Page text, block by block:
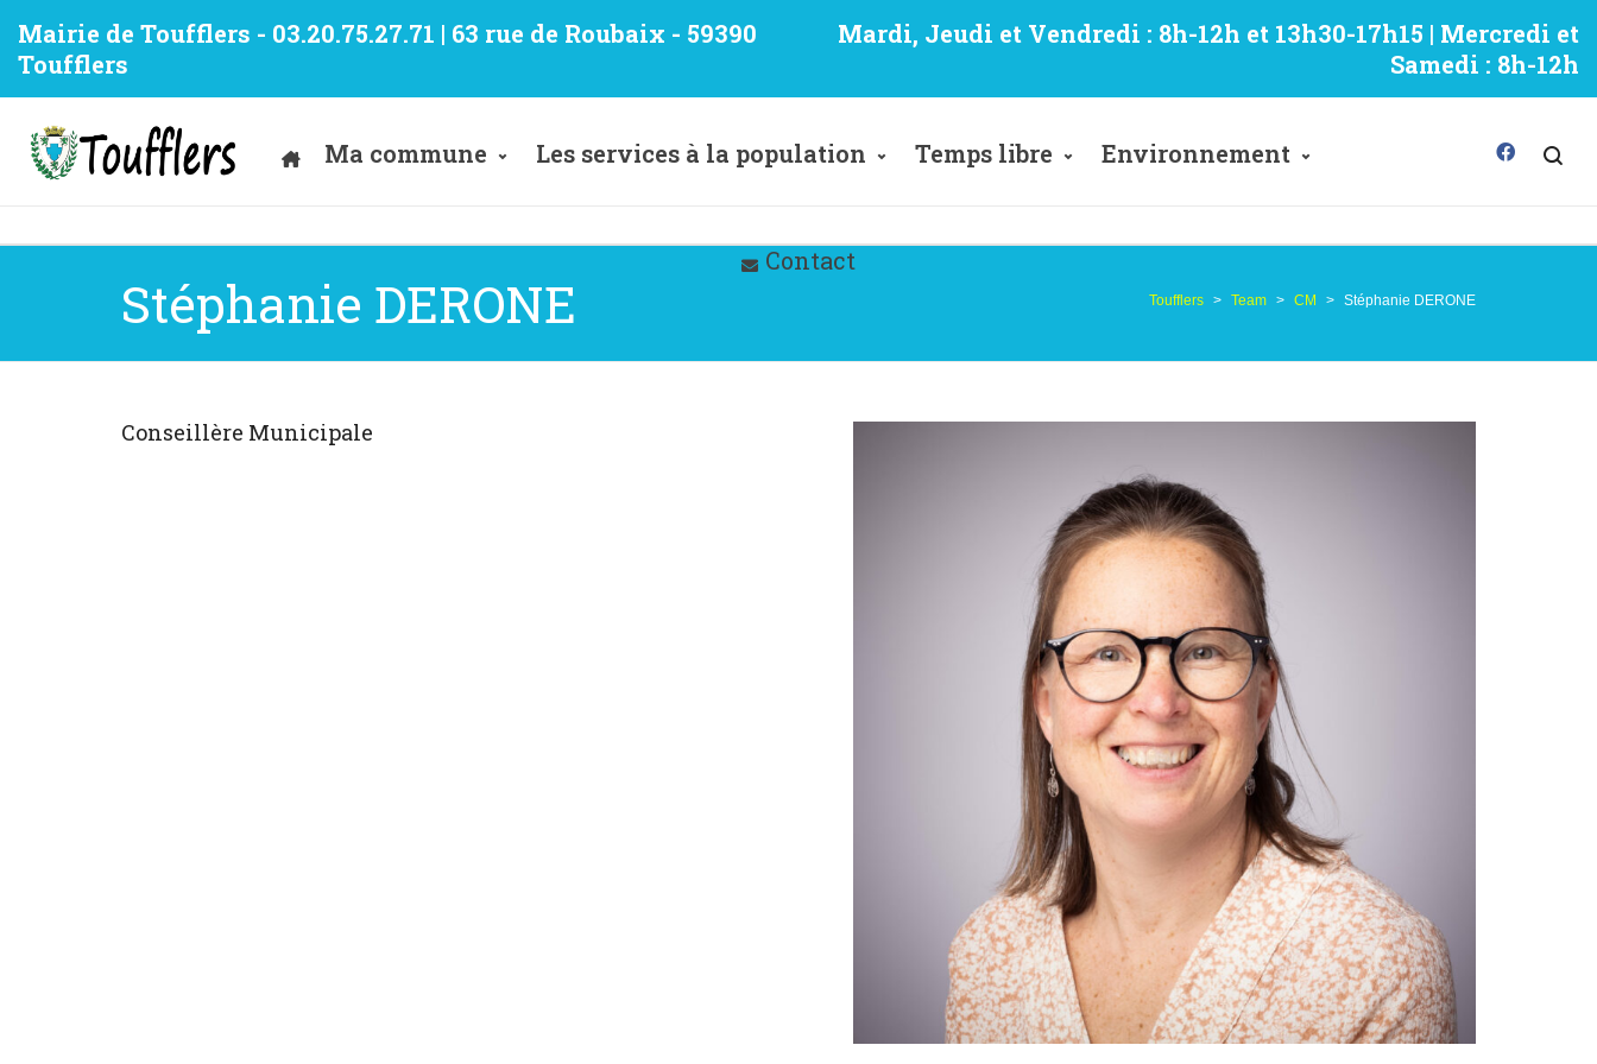
Mairie de Toufflers - 03.20.75.27.71 | 63 rue de Roubaix - 59390
Toufflers
Mardi, Jeudi et Vendredi : 8h-12h et 13h30-17h15 | Mercredi et
Samedi : 8h-12h
Ma commune Les services à la population Temps libre Environnement
Contact
Stéphanie DERONE Toufflers > Team > CM > Stéphanie DERONE
Conseillère Municipale